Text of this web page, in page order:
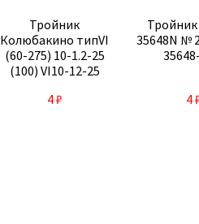
Тройник
Колюбакино типVI
(60-275) 10-1.2-25
(100) VI10-12-25
4₽
35648N №
4